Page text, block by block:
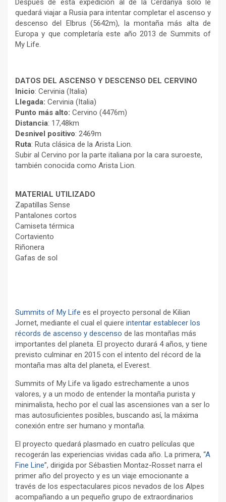
Después de esta expedición al de la Cerdanya sólo le
quedará viajar a Rusia para intentar completar el ascenso y
descenso del Elbrus (5642m), la montaña más alta de
Europa y que completaría este año 2013 de Summits of
My Life.
DATOS DEL ASCENSO Y DESCENSO DEL CERVINO
Inicio: Cervinia (Italia)
Llegada: Cervinia (Italia)
Punto más alto: Cervino (4476m)
Distancia: 17,48km
Desnivel positivo: 2469m
Ruta: Ruta clásica de la Arista Lion.
Subir al Cervino por la parte italiana por la cara suroeste,
también conocida como Arista Lion.
MATERIAL UTILIZADO
Zapatillas Sense
Pantalones cortos
Camiseta térmica
Cortaviento
Riñonera
Gafas de sol
Summits of My Life es el proyecto personal de Kilian
Jornet, mediante el cual el quiere intentar establecer los
récords de ascenso y descenso de las montañas más
importantes del planeta. El proyecto durará 4 años, y tiene
previsto culminar en 2015 con el intento del récord de la
montaña mas alta del planeta, el Everest.
Summits of My Life va ligado estrechamente a unos
valores, y a un modo de entender la montaña purista y
minimalista, hecho por el cual las ascensiones van a ser lo
mas autosuficientes posibles, buscando así, la máxima
conexión entre ser humano y montaña.
El proyecto quedará plasmado en cuatro películas que
recogerán las experiencias vividas cada año. La primera, “A
Fine Line”, dirigida por Sébastien Montaz-Rosset narra el
primer año del proyecto y es un viaje emocionante a
través de los espectaculares picos nevados de los Alpes
acompañando a un pequeño grupo de extraordinarios